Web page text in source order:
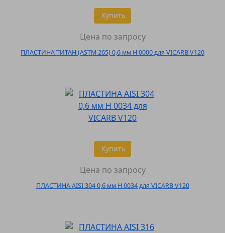
Купить
Цена по запросу
ПЛАСТИНА ТИТАН (ASTM 265) 0,6 мм H 0000 для VICARB V120
Купить
Цена по запросу
ПЛАСТИНА AISI 304 0,6 мм H 0034 для VICARB V120